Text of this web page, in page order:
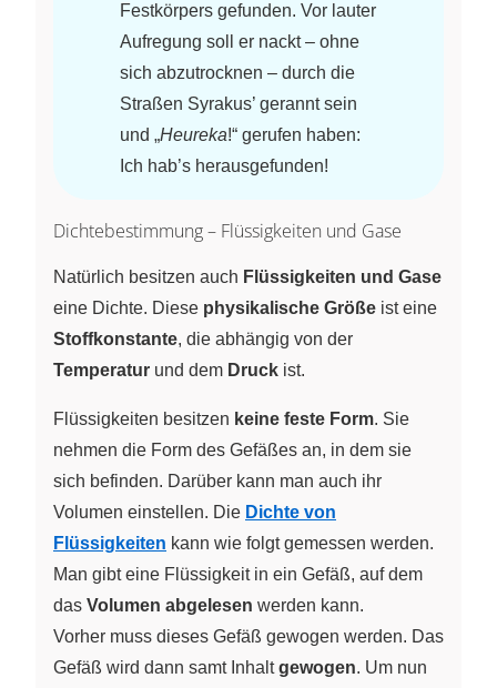
Festkörpers gefunden. Vor lauter
Aufregung soll er nackt – ohne
sich abzutrocknen – durch die
Straßen Syrakus’ gerannt sein
und „Heureka!“ gerufen haben:
Ich hab’s herausgefunden!
Dichtebestimmung – Flüssigkeiten und Gase
Natürlich besitzen auch Flüssigkeiten und Gase
eine Dichte. Diese physikalische Größe ist eine
Stoffkonstante, die abhängig von der
Temperatur und dem Druck ist.
Flüssigkeiten besitzen keine feste Form. Sie
nehmen die Form des Gefäßes an, in dem sie
sich befinden. Darüber kann man auch ihr
Volumen einstellen. Die Dichte von
Flüssigkeiten kann wie folgt gemessen werden.
Man gibt eine Flüssigkeit in ein Gefäß, auf dem
das Volumen abgelesen werden kann.
Vorher muss dieses Gefäß gewogen werden. Das
Gefäß wird dann samt Inhaltgewogen. Um nun